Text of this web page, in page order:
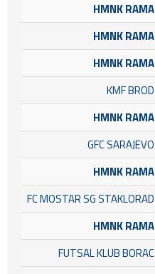
HMNK RAMA
HMNK RAMA
HMNK RAMA
KMF BROD
HMNK RAMA
GFC SARAJEVO
HMNK RAMA
FC MOSTAR SG STAKLORAD
HMNK RAMA
FUTSAL KLUB BORAC